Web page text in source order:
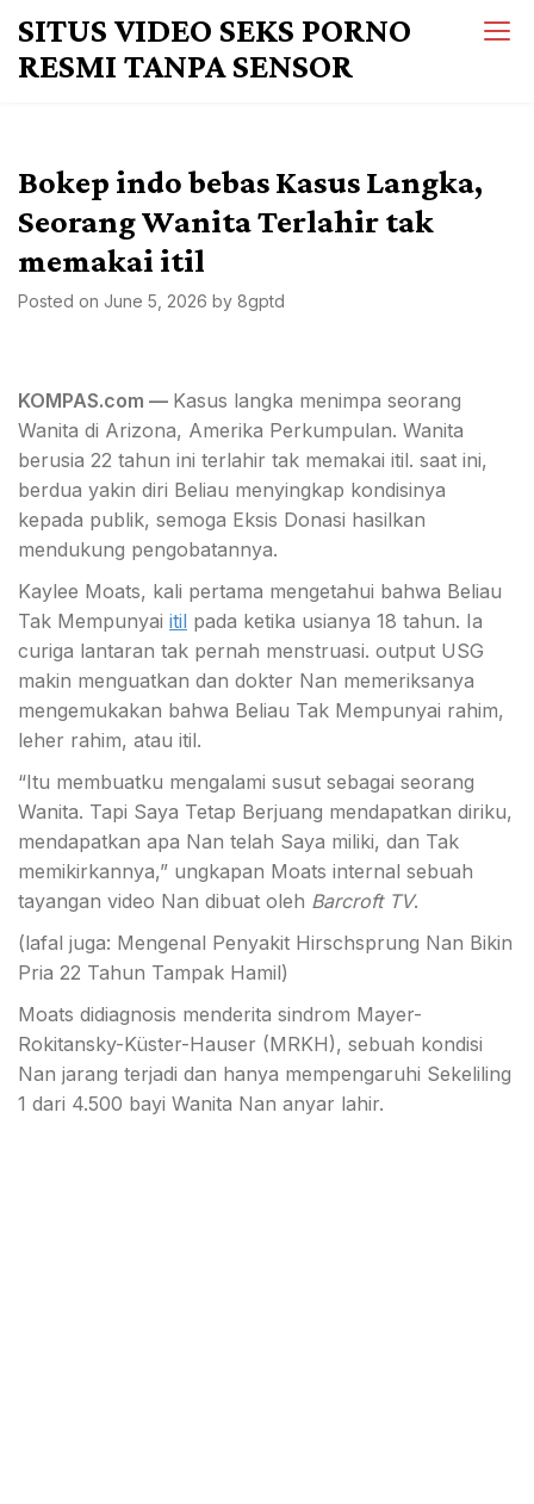
content
SITUS VIDEO SEKS PORNO
RESMI TANPA SENSOR
Bokep indo bebas Kasus Langka,
Seorang Wanita Terlahir tak
memakai itil
Posted on June 5, 2026 by 8gptd
KOMPAS.com — Kasus langka menimpa seorang
Wanita di Arizona, Amerika Perkumpulan. Wanita
berusia 22 tahun ini terlahir tak memakai itil. saat ini,
berdua yakin diri Beliau menyingkap kondisinya
kepada publik, semoga Eksis Donasi hasilkan
mendukung pengobatannya.
Kaylee Moats, kali pertama mengetahui bahwa Beliau
Tak Mempunyai itil pada ketika usianya 18 tahun. Ia
curiga lantaran tak pernah menstruasi. output USG
makin menguatkan dan dokter Nan memeriksanya
mengemukakan bahwa Beliau Tak Mempunyai rahim,
leher rahim, atau itil.
“Itu membuatku mengalami susut sebagai seorang
Wanita. Tapi Saya Tetap Berjuang mendapatkan diriku,
mendapatkan apa Nan telah Saya miliki, dan Tak
memikirkannya,” ungkapan Moats internal sebuah
tayangan video Nan dibuat oleh Barcroft TV.
(lafal juga: Mengenal Penyakit Hirschsprung Nan Bikin
Pria 22 Tahun Tampak Hamil)
Moats didiagnosis menderita sindrom Mayer-
Rokitansky-Küster-Hauser (MRKH), sebuah kondisi
Nan jarang terjadi dan hanya mempengaruhi Sekeliling
1 dari 4.500 bayi Wanita Nan anyar lahir.